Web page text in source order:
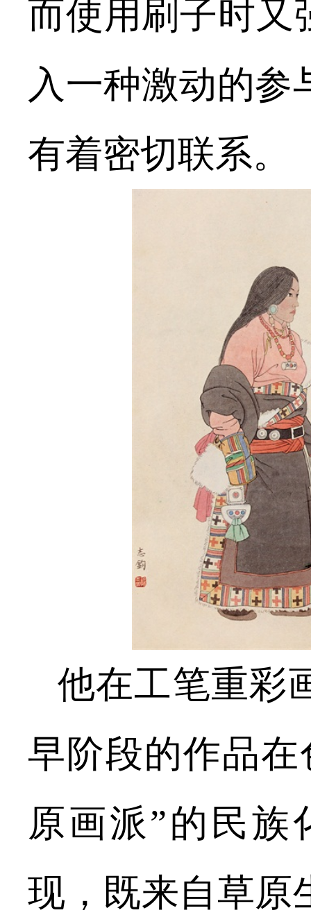
而使用刷子时又
入一种激动的参
有着密切联系。
他在工笔重彩
早阶段的作品
原画派”的民族
现，既来自草原